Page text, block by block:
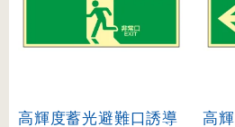
高輝度蓄光避難口誘導
高